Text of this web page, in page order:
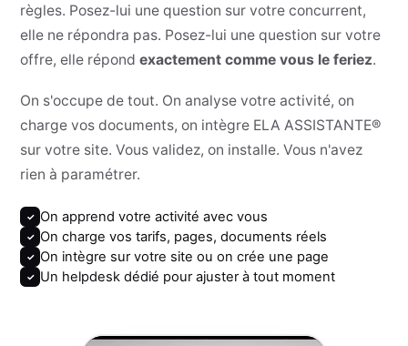
règles. Posez-lui une question sur votre concurrent,
elle ne répondra pas. Posez-lui une question sur votre
offre, elle répond exactement comme vous le feriez.
On s'occupe de tout. On analyse votre activité, on
charge vos documents, on intègre ELA ASSISTANTE®
sur votre site. Vous validez, on installe. Vous n'avez
rien à paramétrer.
✓ On apprend votre activité avec vous
✓ On charge vos tarifs, pages, documents réels
✓ On intègre sur votre site ou on crée une page
✓ Un helpdesk dédié pour ajuster à tout moment